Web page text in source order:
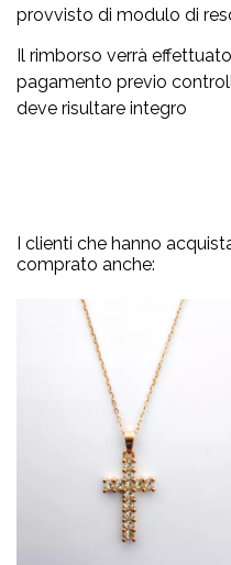
provvisto di modulo di
Il rimborso verrà
pagamento previo
deve risultare integro
I clienti che hanno
comprato anche: